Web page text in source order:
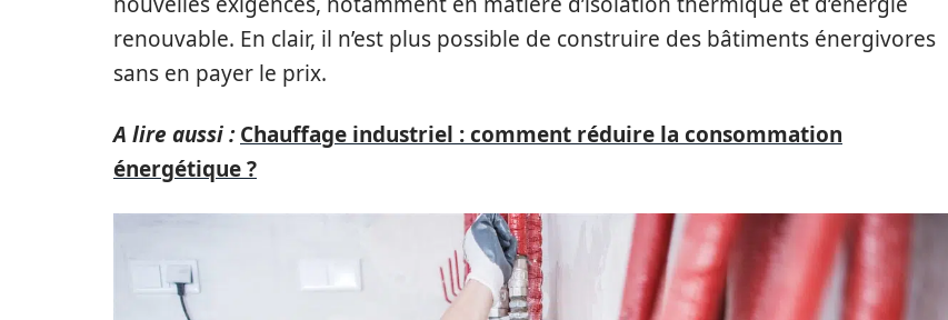
renouvable. En clair, il n’est plus possible de construire des bâtiments énergivores
sans en payer le prix.
A lire aussi : Chauffage industriel : comment réduire la consommation
énergétique ?